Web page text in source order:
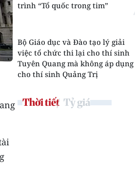
trình “Tổ quốc trong tim”
Bộ Giáo dục và Đào tạo lý giải
việc tổ chức thi lại cho thí sinh
Tuyên Quang mà không áp dụng
cho thí sinh Quảng Trị
Thời tiết Tỷ giá